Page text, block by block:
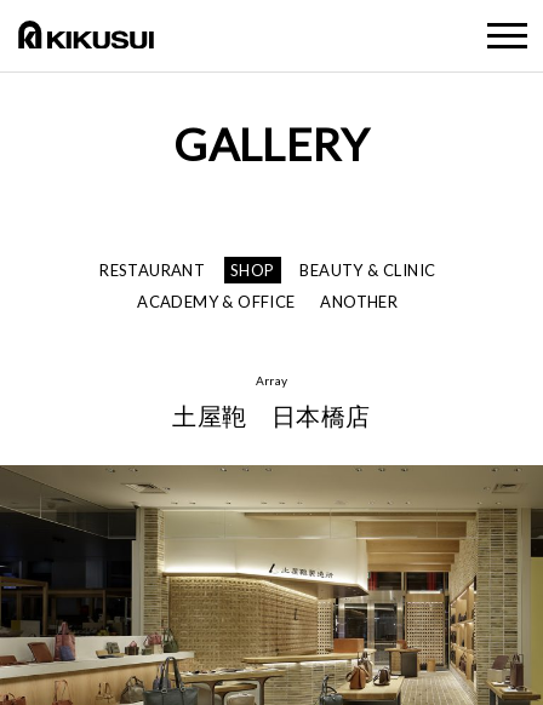
GALLERY
RESTAURANT SHOP
BEAUTY & CLINIC
ACADEMY & OFFICE
ANOTHER
Array
土屋鞄 日本橋店